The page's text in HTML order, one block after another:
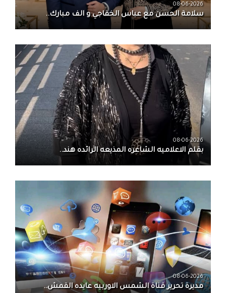
08-06-2026
سلامة الحسن‏ مع ‏عباس الخفاجي‏ و‏ الف مبارك..
08-06-2026
بقلم الاعلاميه الشاعره المذيعه الرائده هند..
08-06-2026
مديرة تحرير قناة الشمس الاوربيه عايده القمش..